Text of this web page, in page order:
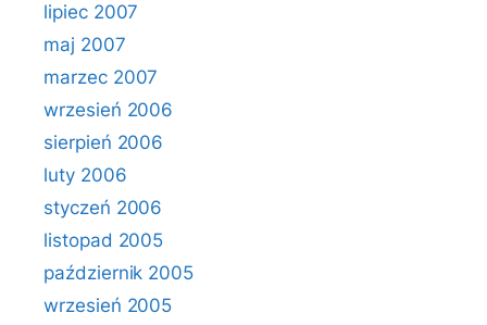
lipiec 2007
maj 2007
marzec 2007
wrzesień 2006
sierpień 2006
luty 2006
styczeń 2006
listopad 2005
październik 2005
wrzesień 2005